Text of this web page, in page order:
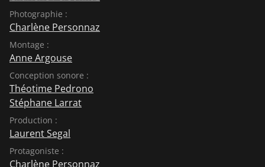
Photographie :
Charlène Personnaz
Montage :
Anne Argouse
Conception sonore :
Théotime Pedrono
Stéphane Larrat
Production :
Laurent Segal
Protagoniste :
Charlène Personnaz